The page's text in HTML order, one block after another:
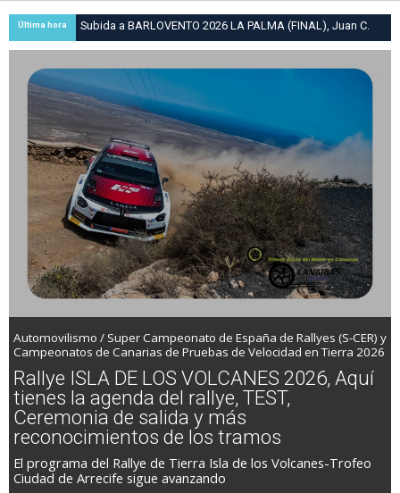
Última hora
Subida a BARLOVENTO 2026 LA PALMA (FINAL), Juan C.
Brito y Carlos A. Pérez hacen suya la victoria en la 47 Subida
a Barlovento
Automovilismo / Super Campeonato de España de Rallyes (S-CER) y
Campeonatos de Canarias de Pruebas de Velocidad en Tierra 2026
Rallye ISLA DE LOS VOLCANES 2026, Aquí
tienes la agenda del rallye, TEST,
Ceremonia de salida y más
reconocimientos de los tramos
El programa del Rallye de Tierra Isla de los Volcanes-Trofeo
Ciudad de Arrecife sigue avanzando